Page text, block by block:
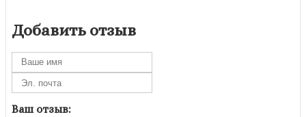
Добавить отзыв
Ваш отзыв: